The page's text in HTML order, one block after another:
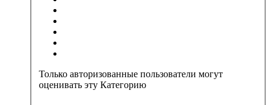
Только авторизованные пользователи могут
оценивать эту Категорию